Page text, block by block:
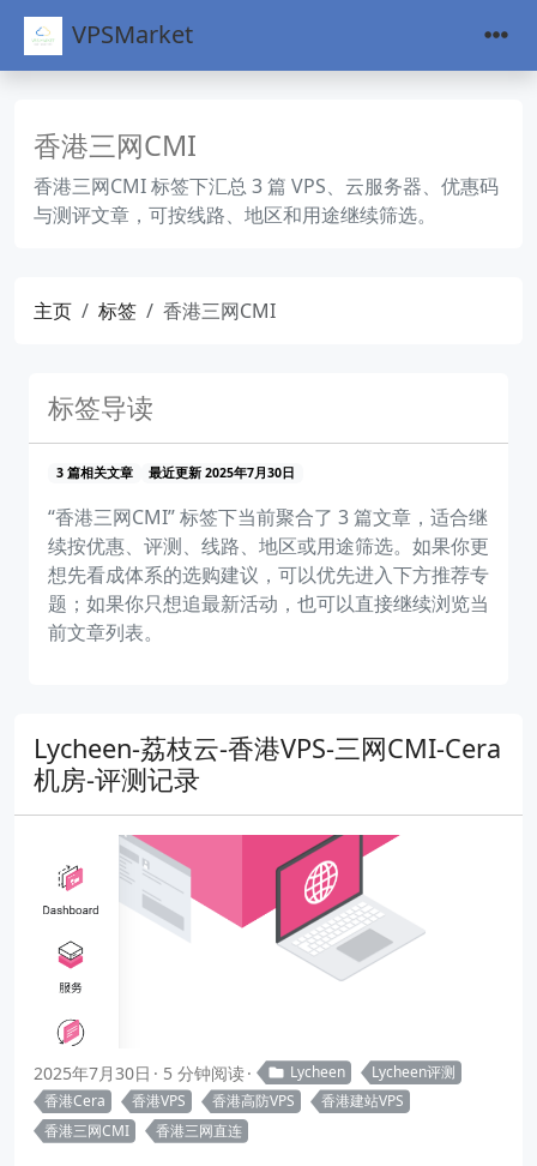
VPSMarket
香港三网CMI
香港三网CMI 标签下汇总 3 篇 VPS、云服务器、优惠码
与测评文章，可按线路、地区和用途继续筛选。
主页 标签 香港三网CMI
标签导读
3 篇相关文章 最近更新 2025年7月30日
“香港三网CMI” 标签下当前聚合了 3 篇文章，适合继
续按优惠、评测、线路、地区或用途筛选。如果你更
想先看成体系的选购建议，可以优先进入下方推荐专
题；如果你只想追最新活动，也可以直接继续浏览当
前文章列表。
Lycheen-荔枝云-香港VPS-三网CMI-Cera
机房-评测记录
2025年7月30日 5 分钟阅读 Lycheen
Lycheen评测
香港Cera
香港VPS 香港高防VPS
香港建站VPS
香港三网CMI
香港三网直连